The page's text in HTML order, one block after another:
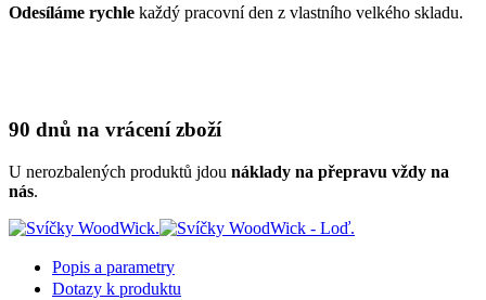
Odesíláme rychle každý pracovní den z vlastního velkého skladu.
90 dnů na vrácení zboží
U nerozbalených produktů jdou náklady na přepravu vždy na
nás.
Popis a parametry
Dotazy k produktu